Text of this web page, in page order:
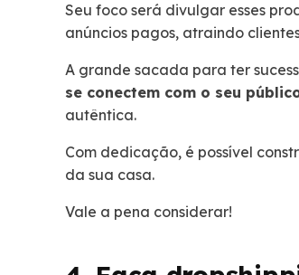
Seu foco será divulgar esses
anúncios pagos, atraindo
A grande sacada para ter
se conectem com o seu
autêntica.
Com dedicação, é possível
da sua casa.
Vale a pena considerar!